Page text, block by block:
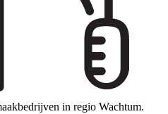
in regio Wachtum.